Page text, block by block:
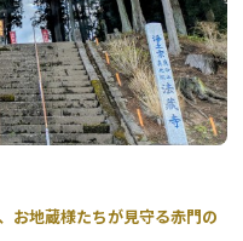
お地蔵様たちが見守る赤門の